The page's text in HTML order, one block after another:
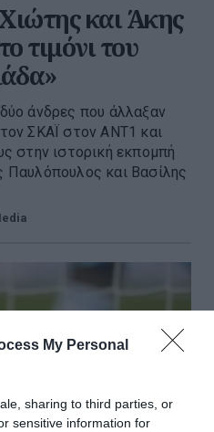
My Personal
sharing to third parties, or
sensitive information for
και Άκης
τιμόνι του
άνδρες που άλλαξαν
ΣΚΑΪ στον ΑΝΤ1 και
στην ιστορική εκπομπή
Παυλόπουλος και Βασίλης